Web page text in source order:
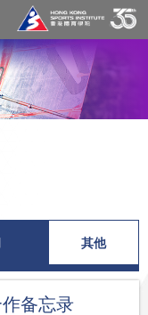
其他
作备忘录